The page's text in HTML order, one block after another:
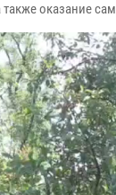
оказание